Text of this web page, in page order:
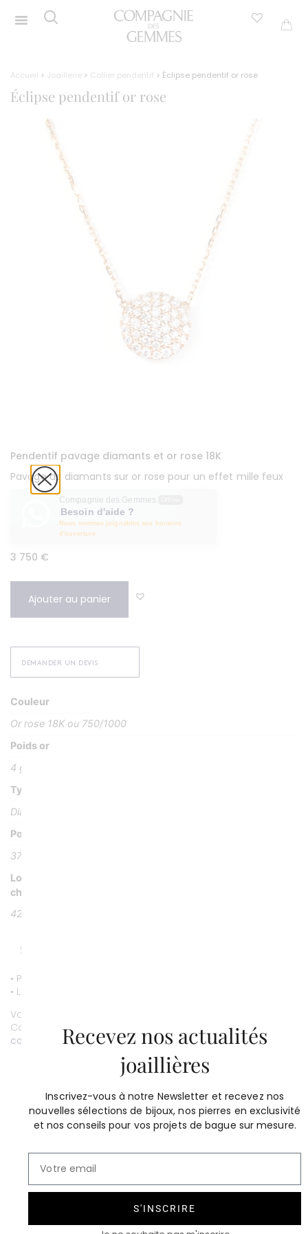
Accueil > Joaillerie > Collier pendentif > Éclipse pendentif or rose
Éclipse pendentif or rose
Pendentif pavage diamants et or rose 18K
Pavage de diamants sur or rose pour un effet mille feux
Compagnie des Gemmes
Besoin d'aide ?
Nous sommes joignables aux horaires
d'ouverture
3 750 €
Ajouter au panier
DEMANDER UN DEVIS
Couleur
Or rose 18K ou 750/1000
Poids or
4 g
Type Pierre
Diamants GVS
Poids pierre
37 diamants pour 0,80 carats
Longueur
chaîne
42 cm
• Paiement par CB entièrement sécurisé.
• Livraison gratuite.
Vous souhaitez personnaliser ce bijou ?
Contactez-nous au
contact@compagniedesgemmes.com
Éclipse BO diamants Éclipse bracelet
Recevez nos actualités
joaillières
Inscrivez-vous à notre Newsletter et recevez nos
nouvelles sélections de bijoux, nos pierres en exclusivité
et nos conseils pour vos projets de bague sur mesure.
S'INSCRIRE